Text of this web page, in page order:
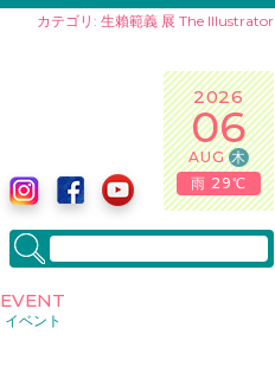
カテゴリ: 生賴範義 展 The Illustrator
2026
06
AUG木
雨 29℃
EVENT
イベント